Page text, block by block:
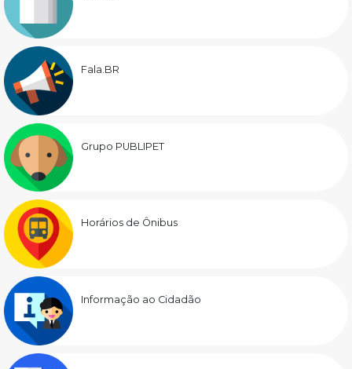
Fala.BR
Grupo PUBLIPET
Horários de Ônibus
Informação ao Cidadão